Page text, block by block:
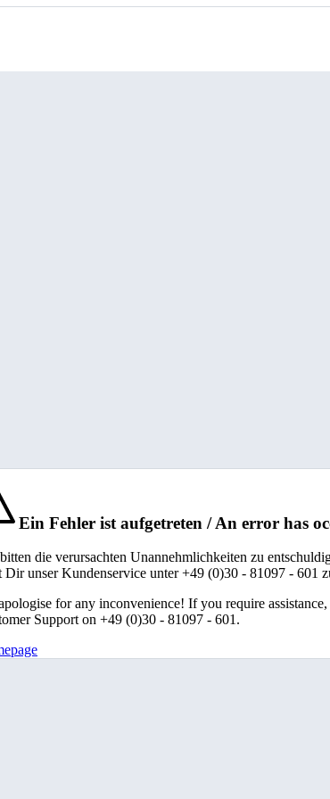
Ein Fehler ist aufgetreten / An error has
die verursachten Unannehmlichkeiten zu
Dir unser Kundenservice unter +49 (0)30 - 81097 - 601
for any inconvenience! If you require
Support on +49 (0)30 - 81097 - 601.